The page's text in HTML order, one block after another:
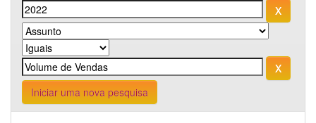
Iniciar uma nova pesquisa